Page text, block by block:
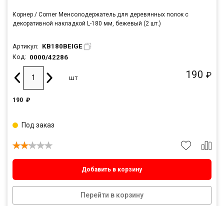
Корнер / Corner Менсолодержатель для деревянных полок с
декоративной накладкой L-180 мм, бежевый (2 шт.)
Артикул: KB180BEIGE
Код: 0000/42286
190 ₽
шт
190 ₽
Добавить в корзину
Перейти в корзину
Под заказ